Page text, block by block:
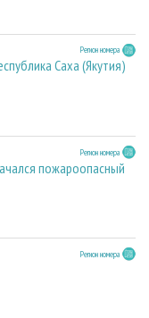
Регион номера
Саха (Якутия)
Регион номера
пожароопасный
Регион номера